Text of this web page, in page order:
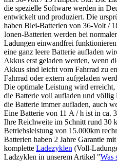
die spezielle Software werden in
entwickelt und produziert. Die
haben Blei-Batterien von 36-Volt /
Ionen-Batterien werden bei
Ladungen einwandfrei
eine ganz leere Batterie aufladen
Akkus erst geladen werden, wenn
Akkus sind leicht vom Fahrrad zu
Fahrrad oder extern aufgeladen
Die optimale Leistung wird
die Batterie voll aufladen und völlig
die Batterie immer aufladen, auch
Eine Batterie von 11 A / h ist in ca.
Ihre Reichweite im Schnitt rund 30
Betriebsleistung von 15.000km
Batterien haben 2 Jahre Garantie
komplette Ladezyklen (Voll-
Ladzyklen in unserem Artikel "Was